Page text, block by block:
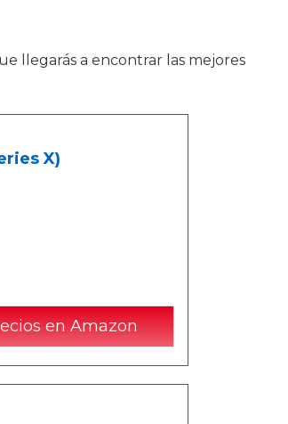
llegarás a encontrar las mejores
X)
en Amazon